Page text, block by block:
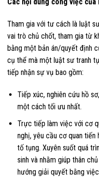
Các nội dung công việc
Tham gia với tư cách là luật
vai trò chủ chốt, tham gia từ
bằng một bản án/quyết định
cụ thể mà một luật sư tranh
tiếp nhận sự vụ bao gồm:
Tiếp xúc, nghiên cứu hồ
một cách tối ưu nhất.
Trực tiếp làm việc với cơ
nghị, yêu cầu cơ quan
tố tụng. Xuyên suốt quá
sinh và nhằm giúp thân
hướng giải quyết bằng